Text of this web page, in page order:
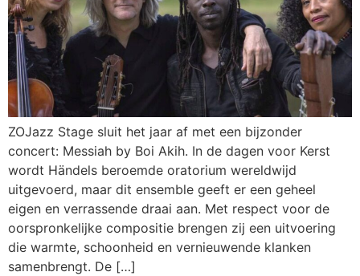
ZOJazz Stage sluit het jaar af met een bijzonder
concert: Messiah by Boi Akih. In de dagen voor Kerst
wordt Händels beroemde oratorium wereldwijd
uitgevoerd, maar dit ensemble geeft er een geheel
eigen en verrassende draai aan. Met respect voor de
oorspronkelijke compositie brengen zij een uitvoering
die warmte, schoonheid en vernieuwende klanken
samenbrengt. De […]